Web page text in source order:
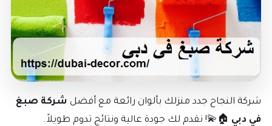
شركة النجاح جدد منزلك بألوان رائعة مع أفضل شركة صبغ
في دبي 🏠💫! نقدم لك جودة عالية ونتائج تدوم طويلاً.